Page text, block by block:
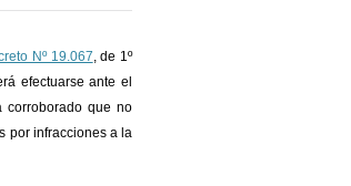
Nº 19.067, de 1º
efectuarse ante el
corroborado que no
por infracciones a la